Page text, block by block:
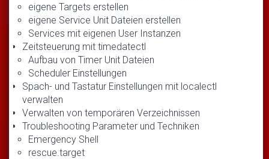
eigene Targets erstellen
eigene Service Unit Dateien erstellen
Services mit eigenen User Instanzen
Zeitsteuerung mit timedatectl
Aufbau von Timer Unit Dateien
Scheduler Einstellungen
Spach- und Tastatur Einstellungen mit localectl
verwalten
Verwalten von temporären Verzeichnissen
Troubleshooting Parameter und Techniken
Emergency Shell
rescue.target